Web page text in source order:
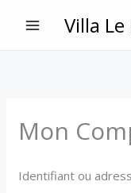
Villa
Mon
Identifiant ou